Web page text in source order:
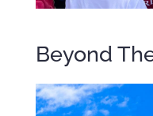
Beyond